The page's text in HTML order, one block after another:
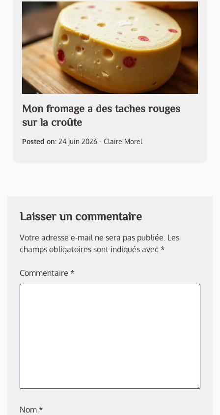
Mon fromage a des taches rouges
sur la croûte
Posted on: 24 juin 2026 - Claire Morel
Laisser un commentaire
Votre adresse e-mail ne sera pas publiée. Les
champs obligatoires sont indiqués avec *
Commentaire *
Nom *